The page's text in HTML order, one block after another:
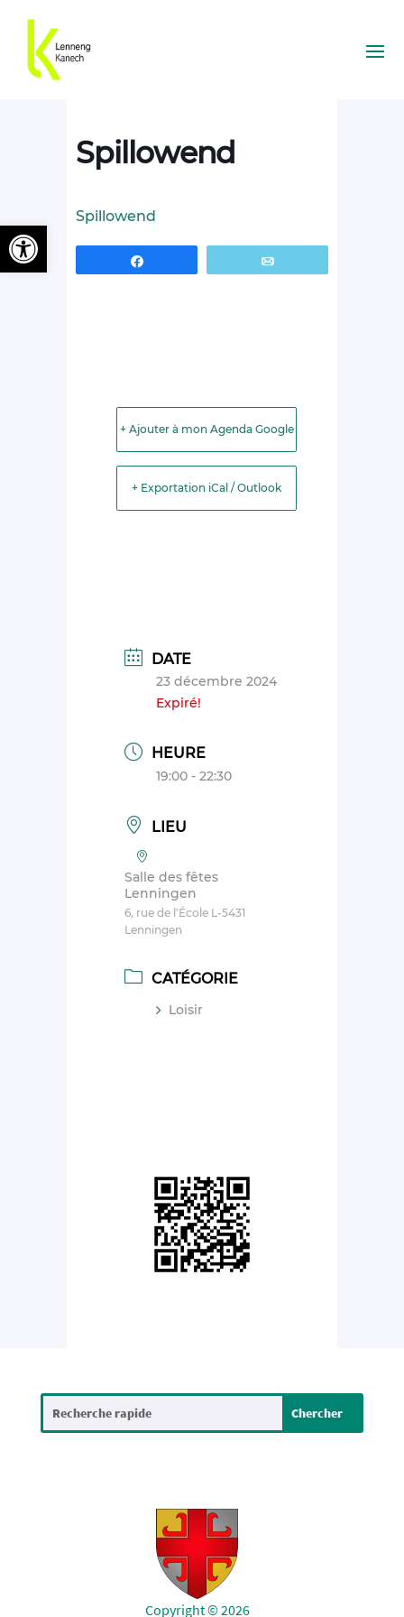
Spillowend
Spillowend
+ Ajouter à mon Agenda Google
+ Exportation iCal / Outlook
DATE
23 décembre 2024
Expiré!
HEURE
19:00 - 22:30
LIEU
Salle des fêtes
Lenningen
6, rue de l'École L-5431
Lenningen
CATÉGORIE
Loisir
Copyright © 2026
Ouvrir la barre d’outils